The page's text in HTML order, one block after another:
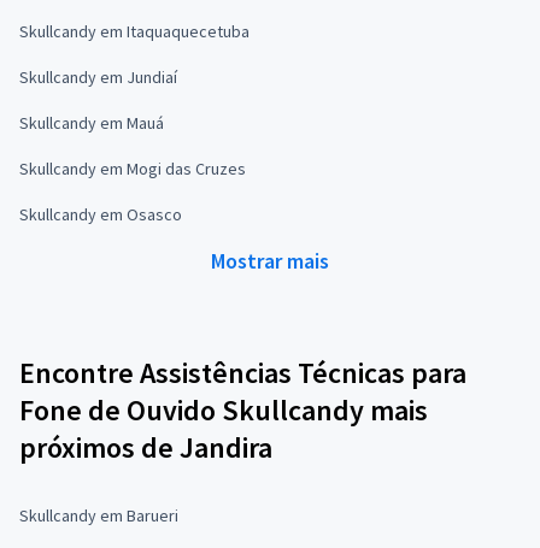
Skullcandy em Itaquaquecetuba
Skullcandy em Jundiaí
Skullcandy em Mauá
Skullcandy em Mogi das Cruzes
Skullcandy em Osasco
Mostrar mais
Encontre Assistências Técnicas para
Fone de Ouvido Skullcandy mais
próximos de Jandira
Skullcandy em Barueri